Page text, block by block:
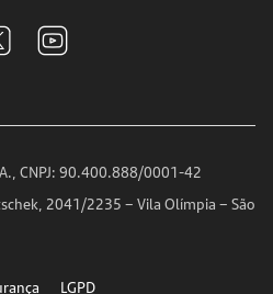
CNPJ: 90.400.888/0001-42
2041/2235 – Vila Olímpia – São
LGPD